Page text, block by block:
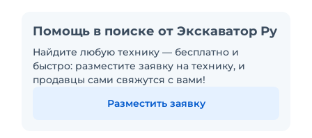
Помощь в поиске от Экскаватор Ру
Найдите любую технику — бесплатно и
быстро: разместите заявку на технику, и
продавцы сами свяжутся с вами!
Разместить заявку